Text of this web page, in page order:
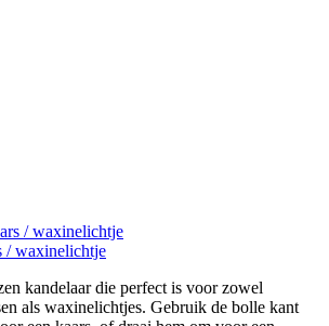
/ waxinelichtje
kandelaar die perfect is voor zowel
als waxinelichtjes. Gebruik de bolle kant